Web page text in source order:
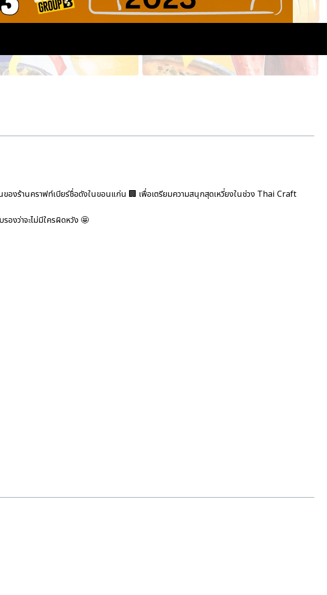
งร้านคราฟท์เบียร์ชื่อดังในขอนแก่น 🏢 เพื่อเตรียมความสนุกสุดเหวี่ยงในช่วง Thai Craft
องว่าจะไม่มีใครผิดหวัง 🤩